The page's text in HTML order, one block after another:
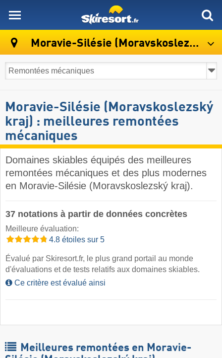
Moravie-Silésie (Moravskoslezský kraj)
Moravie-Silésie (Moravskoslezský
kraj) : meilleures remontées
mécaniques
Domaines skiables équipés des meilleures
remontées mécaniques et des plus modernes
en Moravie-Silésie (Moravskoslezský kraj).
37 notations à partir de données concrètes
Meilleure évaluation:
4.8 étoiles sur 5
Évalué par Skiresort.fr, le plus grand portail au monde
d'évaluations et de tests relatifs aux domaines skiables.
Ce critère est évalué ainsi
Meilleures remontées en Moravie-